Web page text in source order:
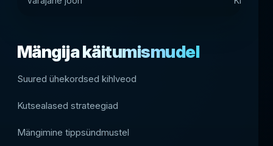
Mängija käitumismudel
Suured ühekordsed kihlveod
Kutsealased strateegiad
Mängimine tippsündmustel